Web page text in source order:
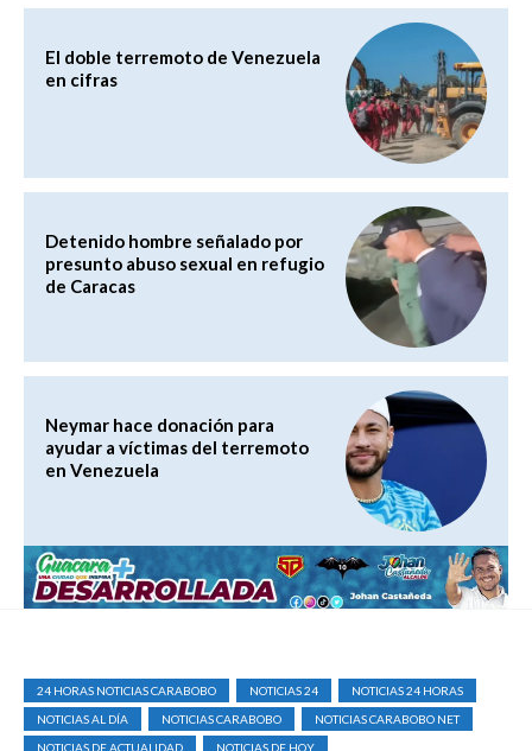
El doble terremoto de Venezuela
en cifras
Detenido hombre señalado por
presunto abuso sexual en refugio
de Caracas
Neymar hace donación para
ayudar a víctimas del terremoto
en Venezuela
24 HORAS NOTICIAS CARABOBO NOTICIAS 24
NOTICIAS 24 HORAS
NOTICIAS AL DÍA
NOTICIAS CARABOBO
NOTICIAS CARABOBO NET
NOTICIAS DE ACTUALIDAD
NOTICIAS DE HOY